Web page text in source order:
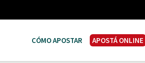
CÓMO APOSTAR APOSTÁ ONLINE